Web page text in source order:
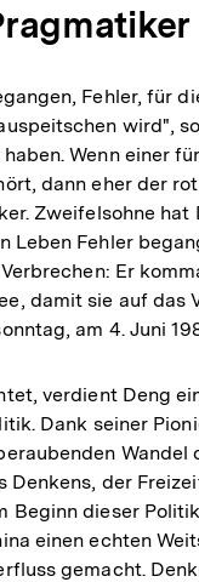
Fehler, für
wird",
Wenn einer
dann eher der
Zweifelsohne hat
Leben Fehler
Er
damit sie auf das
am 4. Juni
verdient Deng
Dank seiner
Wandel
Denkens, der
Beginn dieser
einen echten
gemacht.